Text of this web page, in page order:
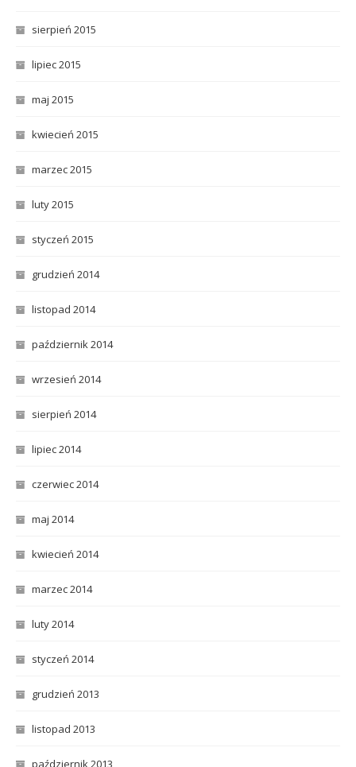
sierpień 2015
lipiec 2015
maj 2015
kwiecień 2015
marzec 2015
luty 2015
styczeń 2015
grudzień 2014
listopad 2014
październik 2014
wrzesień 2014
sierpień 2014
lipiec 2014
czerwiec 2014
maj 2014
kwiecień 2014
marzec 2014
luty 2014
styczeń 2014
grudzień 2013
listopad 2013
październik 2013